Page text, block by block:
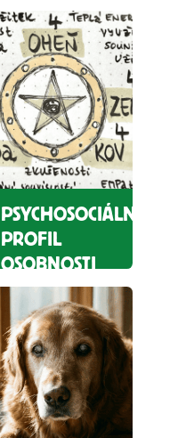
PSYCHOSOCIÁLNÍ
PROFIL
OSOBNOSTI